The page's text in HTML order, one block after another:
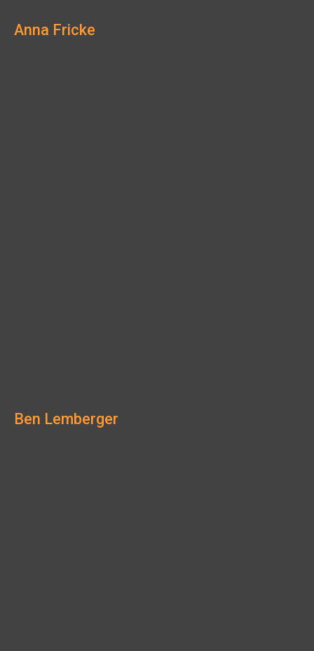
Anna Fricke
Ben Lemberger